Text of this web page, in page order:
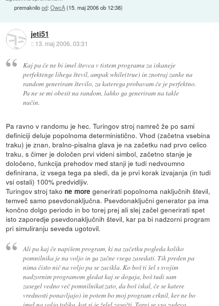
premaknilood:OwcA(15. maj 2006 ob 12:38)
jeti51
:: 13. maj 2006, 03:31
Kaj pa če ne bi imel števca v tistem programu za iskaneje
perfektenge lihega števil, ampak while(true) in znotraj zanke na
random generiram število, za katerega probavam če je perfektno.
Pa ne se mi obesit na random, lahko ga generiram na takle
način.
Pa ravno v randomu je hec. Turingov stroj namreč že po sami
definiciji deluje popolnoma deterministično. Vhod (začetna vsebina
traku) je znan, bralno-pisalna glava je na začetku nad prvo celico
traku, s čimer je določen prvi videni simbol, začetno stanje je
določeno, funkcija prehodov med stanji je tudi nedvoumno
definirana, iz vsega tega pa sledi, da je prvi korak izvajanja (in tudi
vsi ostali) 100% predvidljiv.
Turingov stroj takone more generirati popolnoma naključnih števil,
temveč samo psevdonaključna. Psevdonaključni generator pa ima
končno dolgo periodo in bo torej prej ali slej začel generirati spet
isto zaporedje psevdonaključnih števil, kar pa bi nadzorni program
pri simuliranju seveda ugotovil.
Ali pa kaj če napišem program, ki na začetku pogleda koliko
pomnilnika je na voljo in ga začne vsega zasedati. Tik preden pa
nima čisto nič na voljo pa se zacikla. Ko boš ti šel s svojim
nadzornim programom gledat kaj se dogaja, boš tudi sam
zasegel vedno več pomnilnika(zato, da boš iskal, če se katere
vrednosti ponavljajo) in potem bo moj program crknil, ker ne bo
imel na voljo toliko, kot si je želel zasečti. Torej se vsa zadeva